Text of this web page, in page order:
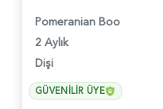
Pomeranian Boo
2 Aylık
Dişi
GÜVENILIR ÜYE